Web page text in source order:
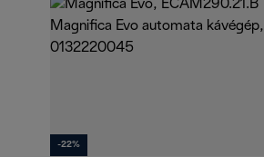
-22%